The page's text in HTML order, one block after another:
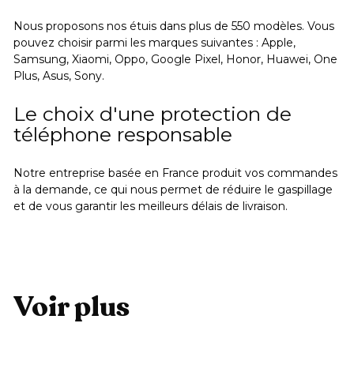
Nous proposons nos étuis dans plus de 550 modèles. Vous
pouvez choisir parmi les marques suivantes : Apple,
Samsung, Xiaomi, Oppo, Google Pixel, Honor, Huawei, One
Plus, Asus, Sony.
Le choix d'une protection de
téléphone responsable
Notre entreprise basée en France produit vos commandes
à la demande, ce qui nous permet de réduire le gaspillage
et de vous garantir les meilleurs délais de livraison.
Voir plus